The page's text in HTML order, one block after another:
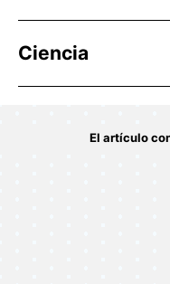
Ciencia